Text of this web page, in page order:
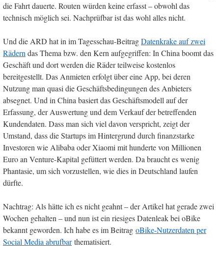
die Fahrt dauerte. Routen würden keine erfasst – obwohl das
technisch möglich sei. Nachprüfbar ist das wohl alles nicht.
Und die ARD hat in im Tagesschau-BeitragDatenkrake auf zwei
Räderndas Thema bzw. den Kern aufgegriffen: In China boomt das
Geschäft und dort werden die Räder teilweise kostenlos
bereitgestellt. Das Anmieten erfolgt über eine App, bei deren
Nutzung man quasi die Geschäftsbedingungen des Anbieters
absegnet. Und in China basiert das Geschäftsmodell auf der
Erfassung, der Auswertung und dem Verkauf der betreffenden
Kundendaten. Dass man sich viel davon verspricht, zeigt der
Umstand, dass die Startups im Hintergrund durch finanzstarke
Investoren wie Alibaba oder Xiaomi mit hunderte von Millionen
Euro an Venture-Kapital gefüttert werden. Da braucht es wenig
Phantasie, um sich vorzustellen, wie dies in Deutschland laufen
dürfte.
Nachtrag: Als hätte ich es nicht geahnt – der Artikel hat gerade zwei
Wochen gehalten – und nun ist ein riesiges Datenleak bei oBike
bekannt geworden. Ich habe es im Beitrag oBike-Nutzerdaten per
Social Media abrufbarthematisiert.